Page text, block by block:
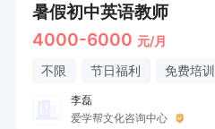
暑假初中英语教师
4000-6000 元/月
不限 节日福利 免费培训
李磊
爱学帮文化咨询中心